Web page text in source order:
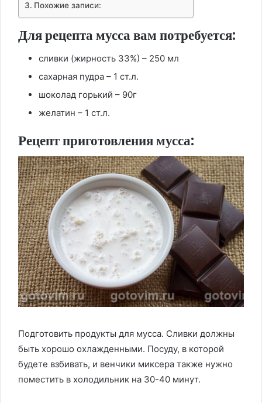
Похожие записи:
Для рецепта мусса вам потребуется:
сливки (жирность 33%) – 250 мл
сахарная пудра – 1 ст.л.
шоколад горький – 90г
желатин – 1 ст.л.
Рецепт приготовления мусса:
Подготовить продукты для мусса. Сливки должны
быть хорошо охлажденными. Посуду, в которой
будете взбивать, и венчики миксера также нужно
поместить в холодильник на 30-40 минут.